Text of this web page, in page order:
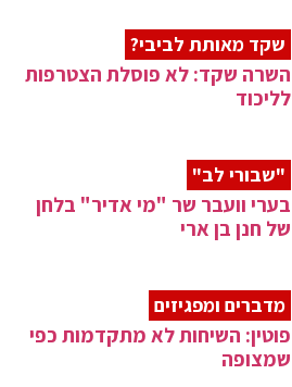
שקד מאותת לביבי?
השרה שקד: לא פוסלת הצטרפות
לליכוד
"שבורי לב"
בערי וועבר שר "מי אדיר" בלחן
של חנן בן ארי
מדברים ומפגיזים
פוטין: השיחות לא מתקדמות כפי
שמצופה